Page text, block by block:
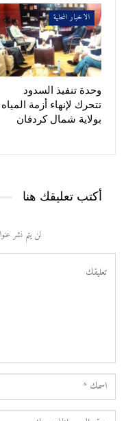
الاخبار المحلية
وحدة تنفيذ السدود
تتحرك لإنهاء أزمة المياه
بولاية شمال كردفان
أكتب تعليقك هنا
لن يتم نشر